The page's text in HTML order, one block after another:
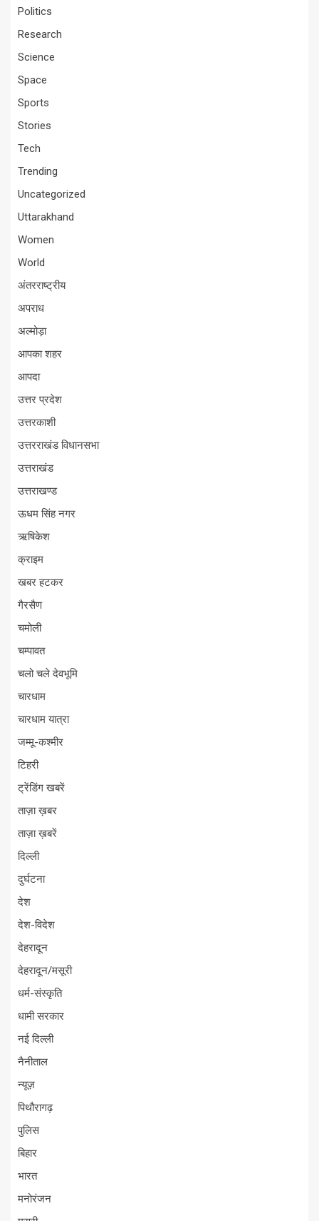
Politics
Research
Science
Space
Sports
Stories
Tech
Trending
Uncategorized
Uttarakhand
Women
World
अंतरराष्ट्रीय
अपराध
अल्मोड़ा
आपका शहर
आपदा
उत्तर प्रदेश
उत्तरकाशी
उत्तरराखंड विधानसभा
उत्तराखंड
उत्तराखण्ड
ऊधम सिंह नगर
ऋषिकेश
क्राइम
खबर हटकर
गैरसैण
चमोली
चम्पावत
चलो चले देवभूमि
चारधाम
चारधाम यात्रा
जम्मू-कश्मीर
टिहरी
ट्रेंडिंग खबरें
ताज़ा ख़बर
ताज़ा ख़बरें
दिल्ली
दुर्घटना
देश
देश-विदेश
देहरादून
देहरादून/मसूरी
धर्म-संस्कृति
धामी सरकार
नई दिल्ली
नैनीताल
न्यूज़
पिथौरागढ़
पुलिस
बिहार
भारत
मनोरंजन